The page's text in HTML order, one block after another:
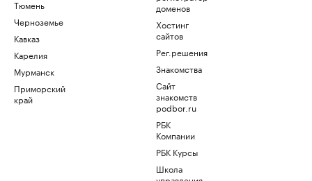
Тюмень
Черноземье
Кавказ
Карелия
Мурманск
Приморский
край
доменов
Хостинг
сайтов
Рег.решения
Знакомства
Сайт
знакомств
podbor.ru
РБК
Компании
РБК Курсы
Школа